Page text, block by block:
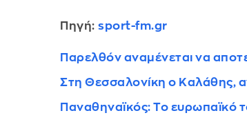
Πηγή: sport-fm.gr
Παρελθόν αναμένεται να
Στη Θεσσαλονίκη ο Καλάθης,
Παναθηναϊκός: Το ευρωπαϊκό